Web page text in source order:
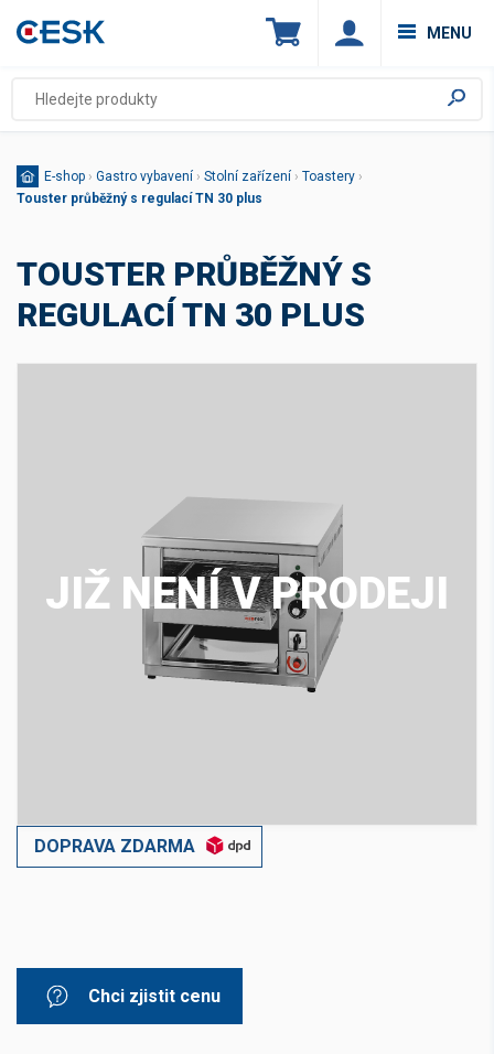
MENU
E-shop › Gastro vybavení › Stolní zařízení › Toastery ›
Touster průběžný s regulací TN 30 plus
TOUSTER PRŮBĚŽNÝ S
REGULACÍ TN 30 PLUS
JIŽ NENÍ V PRODEJI
DOPRAVA ZDARMA
Chci zjistit cenu